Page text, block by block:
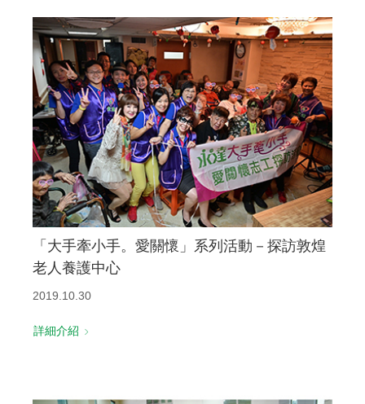
「大手牽小手。愛關懷」系列活動－探訪敦煌
老人養護中心
2019.10.30
詳細介紹